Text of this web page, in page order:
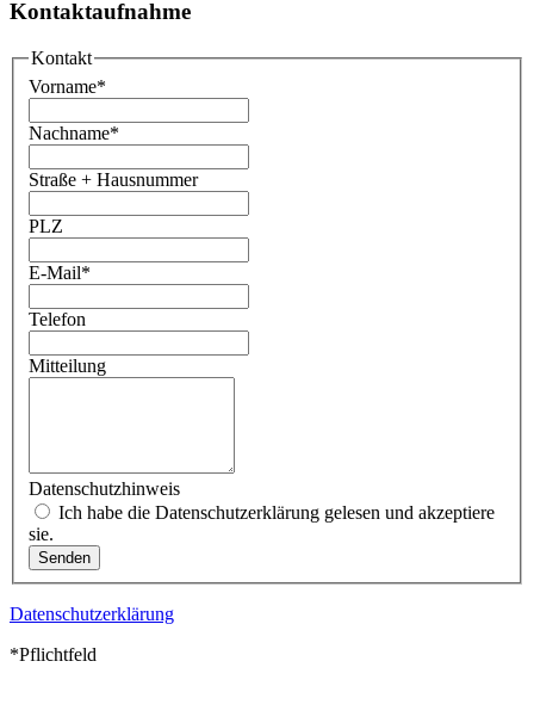
Kontaktaufnahme
Kontakt
Vorname*
Nachname*
Straße + Hausnummer
PLZ
E-Mail*
Telefon
Mitteilung
Datenschutzhinweis
sie.
Datenschutzerklärung
*Pflichtfeld